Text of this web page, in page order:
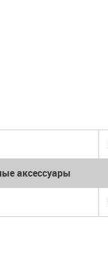
аксессуары